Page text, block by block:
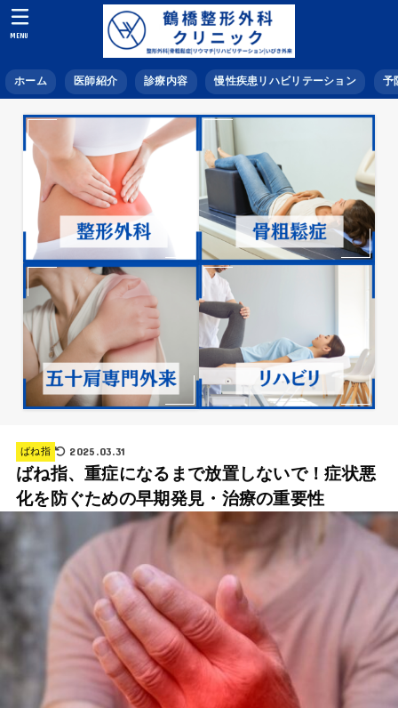
ホーム 医師紹介 診療内容 慢性疾患リハビリテーション 予
MENU
ばね指 2025.03.31
ばね指、重症になるまで放置しないで！症状悪
化を防ぐための早期発見・治療の重要性